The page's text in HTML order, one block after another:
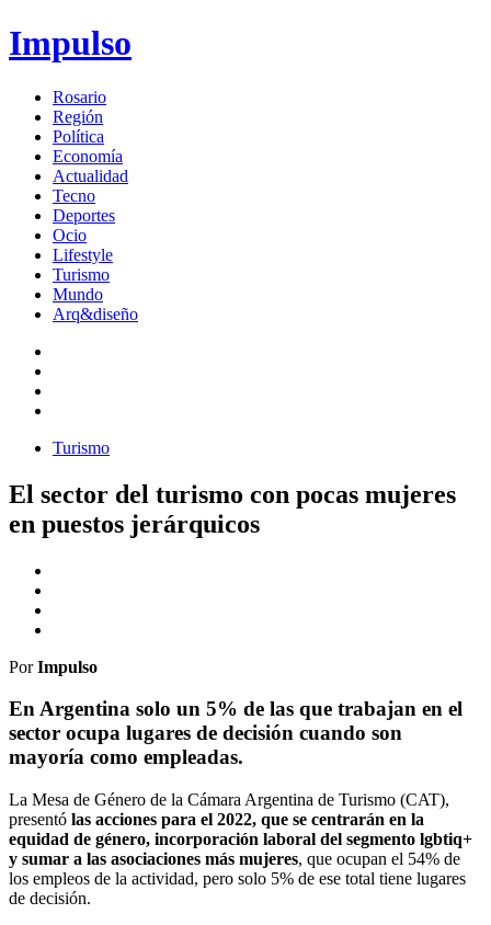
Impulso
Rosario
Región
Política
Economía
Actualidad
Tecno
Deportes
Ocio
Lifestyle
Turismo
Mundo
Arq&diseño
Turismo
El sector del turismo con pocas mujeres
en puestos jerárquicos
PorImpulso
En Argentina solo un 5% de las que trabajan en el
sector ocupa lugares de decisión cuando son
mayoría como empleadas.
La Mesa de Género de la Cámara Argentina de Turismo (CAT),
presentó las acciones para el 2022, que se centrarán en la
equidad de género, incorporación laboral del segmento lgbtiq+
y sumar a las asociaciones más mujeres, que ocupan el 54% de
los empleos de la actividad, pero solo 5% de ese total tiene lugares
de decisión.